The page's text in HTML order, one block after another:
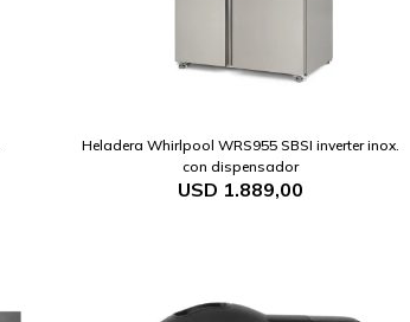
Heladera Whirlpool WRS955 SBSI inverter inox.
con dispensador
USD 1.889,00